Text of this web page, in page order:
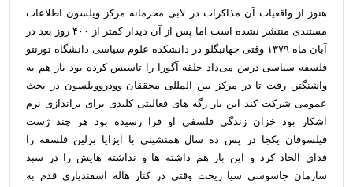
هنوز از واقعیات آن مذاکرات در لابی محرمانه مرکز ویلسون اطلاعات
مستندی منتشر نشده است اما پس از آن دیدار کمتر از ۴۰۰ روز بعد در
آبان ماه ۱۳۷۹ وقتی جهانبگلو در دانشکده علوم سیاسی دانشگاه تورنتو
فلسفه سیاسی درس می‌داد حلقه آگورا را تاسیس کرده بود باز هم به
واشنگتن رفت تا در مرکز بین المللی محققان وودروویلسون در بحث
عمومی شرکت کند این بار رگه های فعالیتی کلیدی برای براندازی نرم
آشکار بود خزان زندگی فلسفی او فرا رسیده بود هر چند ژست
فیلسوفان یکجا در پس ده سال همنشینی با آیزایا_برلین فلسفه را
فدای الحاد کرد و این بار هم داشته ها و نداشته هایش را در سبد
سازمان جاسوسی سیا ریخت وقتی در کنار هاله_اسفندیاری قدم به